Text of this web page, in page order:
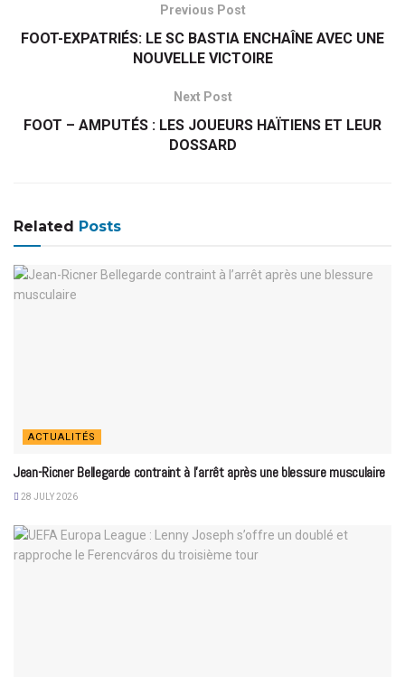
Previous Post
FOOT-EXPATRIÉS: LE SC BASTIA ENCHAÎNE AVEC UNE
NOUVELLE VICTOIRE
Next Post
FOOT – AMPUTÉS : LES JOUEURS HAÏTIENS ET LEUR
DOSSARD
Related Posts
ACTUALITÉS
Jean-Ricner Bellegarde contraint à l’arrêt après une blessure musculaire
28 JULY 2026